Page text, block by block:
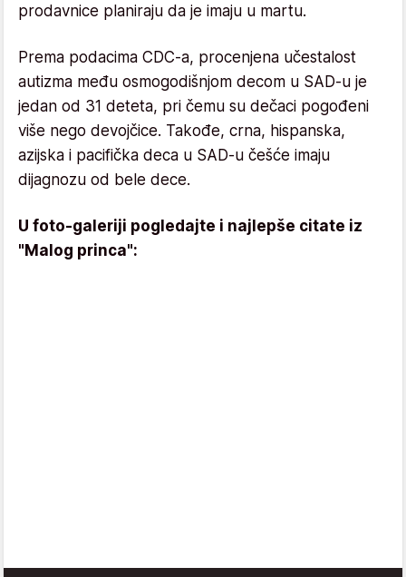
prodavnice planiraju da je imaju u martu.
Prema podacima CDC-a, procenjena učestalost
autizma među osmogodišnjom decom u SAD-u je
jedan od 31 deteta, pri čemu su dečaci pogođeni
više nego devojčice. Takođe, crna, hispanska,
azijska i pacifička deca u SAD-u češće imaju
dijagnozu od bele dece.
U foto-galeriji pogledajte i najlepše citate iz
"Malog princa":